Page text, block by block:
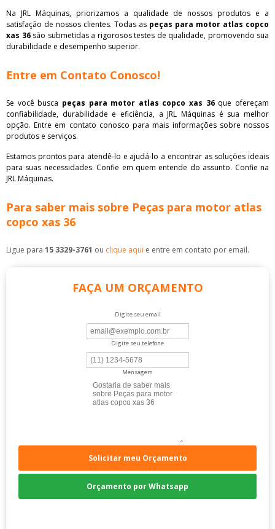
Na JRL Máquinas, priorizamos a qualidade de nossos produtos e a
satisfação de nossos clientes. Todas as peças para motor atlas copco
xas 36são submetidas a rigorosos testes de qualidade, promovendo sua
durabilidade e desempenho superior.
Entre em Contato Conosco!
Se você busca peças para motor atlas copco xas 36que ofereçam
confiabilidade, durabilidade e eficiência, a JRL Máquinas é sua melhor
opção. Entre em contato conosco para mais informações sobre nossos
produtos e serviços.
Estamos prontos para atendê-lo e ajudá-lo a encontrar as soluções ideais
para suas necessidades. Confie em quem entende do assunto. Confie na
JRL Máquinas.
Para saber mais sobre Peças para motor atlas
copco xas 36
Ligue para 15 3329-3761 ou clique aqui e entre em contato por email.
FAÇA UM ORÇAMENTO
Digite seu email
Digite seu telefone
Mensagem
Solicitar meu Orçamento
Orçamento por Whatsapp